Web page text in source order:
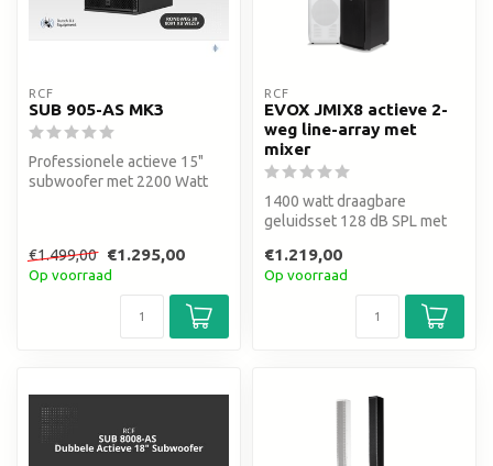
RCF
SUB 905-AS MK3
Professionele actieve 15"
subwoofer met 2200 Watt
€1.499,00
€1.295,00
Op voorraad
RCF
EVOX JMIX8 actieve 2-
weg line-array met
mixer
1400 watt draagbare
geluidsset 128 dB SPL met
ultra...
€1.219,00
Op voorraad